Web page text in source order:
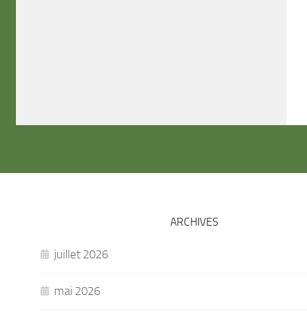
ARCHIVES
juillet 2026
mai 2026